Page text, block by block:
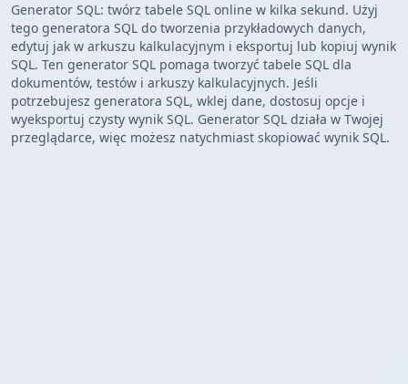
Generator SQL: twórz tabele SQL online w kilka sekund. Użyj
tego generatora SQL do tworzenia przykładowych danych,
edytuj jak w arkuszu kalkulacyjnym i eksportuj lub kopiuj wynik
SQL. Ten generator SQL pomaga tworzyć tabele SQL dla
dokumentów, testów i arkuszy kalkulacyjnych. Jeśli
potrzebujesz generatora SQL, wklej dane, dostosuj opcje i
wyeksportuj czysty wynik SQL. Generator SQL działa w Twojej
przeglądarce, więc możesz natychmiast skopiować wynik SQL.